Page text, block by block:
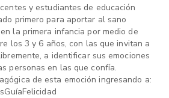
y estudiantes de educación
primero para aportar al sano
la primera infancia por medio de
los 3 y 6 años, con las que invitan a
a identificar sus emociones
personas en las que confía.
de esta emoción ingresando a: